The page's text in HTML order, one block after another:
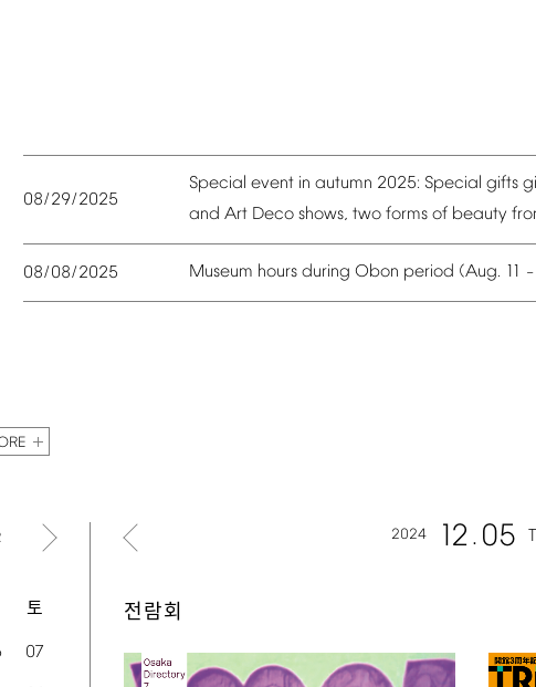
08/29/2025
Special event in autumn 2025: Special gifts
and Art Deco shows, two forms of beauty
08/08/2025 Museum hours during Obon period (Aug. 11
토
07
2024 12 05
전람회